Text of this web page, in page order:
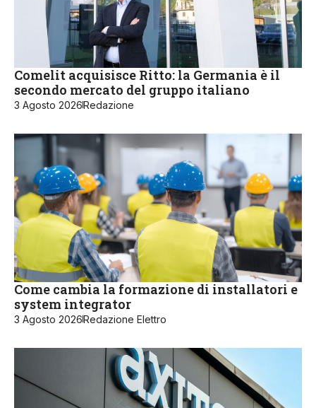
Comelit acquisisce Ritto: la Germania è il
secondo mercato del gruppo italiano
3 Agosto 2026Redazione
Come cambia la formazione di installatori e
system integrator
3 Agosto 2026Redazione Elettro